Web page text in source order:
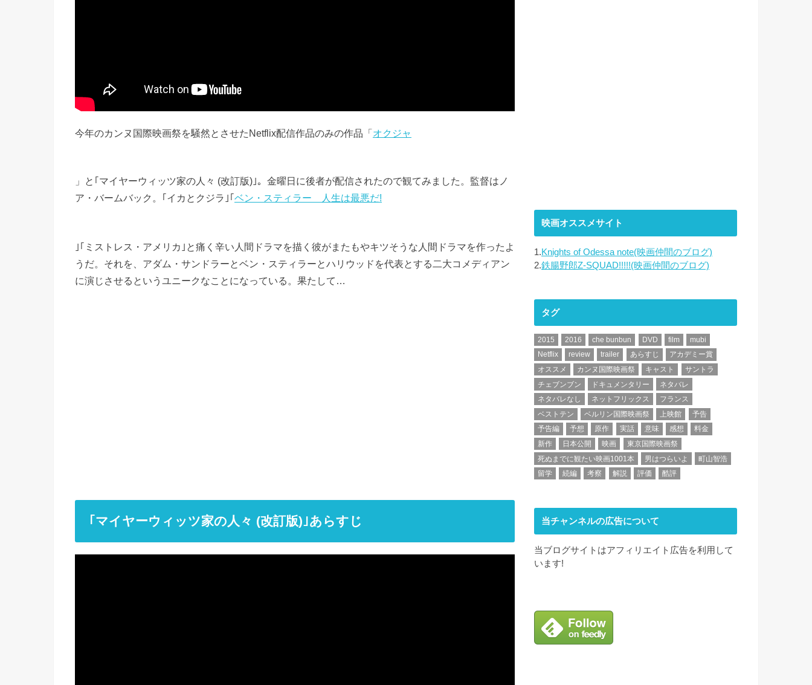
今年のカンヌ国際映画祭を騒然とさせたNetflix配信作品のみの作品「 オクジャ
」と｢マイヤーウィッツ家の人々 (改訂版)｣。金曜日に後者が配信されたので観てみました。監督はノ
ア・バームバック。｢イカとクジラ｣｢ベン・スティラー 人生は最悪だ!
｣｢ミストレス・アメリカ｣と痛く辛い人間ドラマを描く彼がまたもやキツそうな人間ドラマを作ったよ
うだ。それを、アダム・サンドラーとベン・スティラーとハリウッドを代表とする二大コメディアン
に演じさせるというユニークなことになっている。果たして…
｢マイヤーウィッツ家の人々 (改訂版)｣あらすじ
映画オススメサイト
1.Knights of Odessa note(映画仲間のブログ)
2.鉄腸野郎Z-SQUAD!!!!!(映画仲間のブログ)
タグ
2015 2016 che bunbun DVD film
mubi
Netflix
review trailer あらすじ
アカデミー賞
オススメ
カンヌ国際映画祭 キャスト
サントラ
チェブンブン
ドキュメンタリー
ネタバレ
ネタバレなし
ネットフリックス
フランス
ベストテン
ベルリン国際映画祭 上映館
予告
予告編
予想 原作 実話 意味 感想
料金
新作
日本公開 映画
東京国際映画祭
死ぬまでに観たい映画1001本
男はつらいよ
町山智浩
留学
続編 考察 解説 評価 酷評
当チャンネルの広告について
当ブログサイトはアフィリエイト広告を利用して
います!